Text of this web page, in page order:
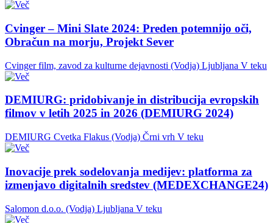
Cvinger – Mini Slate 2024: Preden potemnijo oči,
Obračun na morju, Projekt Sever
Cvinger film, zavod za kulturne dejavnosti (Vodja) Ljubljana V teku
DEMIURG: pridobivanje in distribucija evropskih
filmov v letih 2025 in 2026 (DEMIURG 2024)
DEMIURG Cvetka Flakus (Vodja) Črni vrh V teku
Inovacije prek sodelovanja medijev: platforma za
izmenjavo digitalnih sredstev (MEDEXCHANGE24)
Salomon d.o.o. (Vodja) Ljubljana V teku